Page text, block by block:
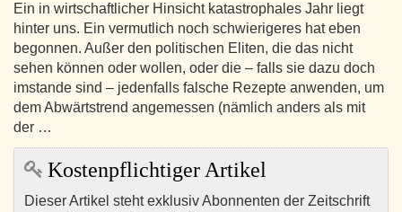
Ein in wirtschaftlicher Hinsicht katastrophales Jahr liegt
hinter uns. Ein vermutlich noch schwierigeres hat eben
begonnen. Außer den politischen Eliten, die das nicht
sehen können oder wollen, oder die – falls sie dazu doch
imstande sind – jedenfalls falsche Rezepte anwenden, um
dem Abwärtstrend angemessen (nämlich anders als mit
der …
Kostenpflichtiger Artikel
Dieser Artikel steht exklusiv Abonnenten der Zeitschrift